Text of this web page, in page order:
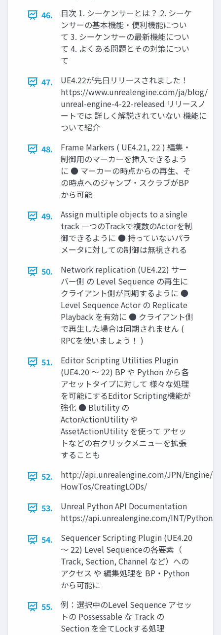
46.
目次 1. シーケンサーとは？ 2. シーケ
ンサーの基本機能・便利機能につい
て 3. シーケンサーの最新機能につい
て 4. よくある問題とその対策につい
て
47.
UE4.22が先日リリースされました！
https://www.unrealengine.com/ja/blog/
unreal-engine-4-22-released リリースノ
ートでは 詳しく解説されていない 機能に
ついて紹介
48.
Frame Markers ( UE4.21, 22 ) 編集・
制御用のマーカーを挿入できるよう
に ● マーカーの時点からの再生、そ
の時点へのジャンプ・スクラブがBP
から可能
49.
Assign multiple objects to a single
track 一つのTrackで複数のActorを制
御できるように ● 持っていないパラ
メータに対しての制御は無視される
50.
Network replication (UE4.22) サー
バー側 の Level Sequence の再生に
クライアント側が同期するように ●
Level Sequence Actor の Replicate
Playback を有効に ● クライアント側
で再生した場合は同期されません (
RPCを使いましょう！ )
51.
Editor Scripting Utilities Plugin
(UE4.20 ～ 22) BP や Python から各
アセットタイプに対して 様々な処理
を可能にするEditor Scripting機能が
強化 ● Blutility の
ActorActionUtility や
AssetActionUtility を使って アセッ
トなどの右クリックメニューを拡張
することも
52.
http://api.unrealengine.com/JPN/Engine/
HowTos/CreatingLODs/
53.
Unreal Python API Documentation
https://api.unrealengine.com/INT/
54.
Sequencer Scripting Plugin (UE4.20
～ 22) Level Sequenceの各要素（
Track, Section, Channel など）への
アクセス や 編集処理を BP・Python
から可能に
55.
例：選択中のLevel Sequence アセッ
トの Possessable な Track の
Section を全てLockする処理